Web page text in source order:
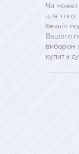
Чи
для того,
безліч
Вашого
вибором
купити